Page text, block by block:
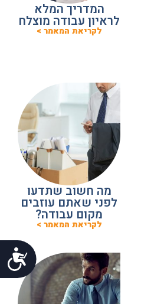
המדריך המלא
לראיון עבודה מוצלח
לקריאת המאמר >
מה חשוב שתדעו
לפני שאתם עוזבים
מקום עבודה?
לקריאת המאמר >